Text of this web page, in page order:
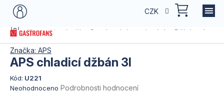
Přejít
CZK
Domů
Kategorie zboží Servírování a stolování Džbány,
Značka: APS
APS chladicí džbán 3l
Kód: U221
Průměrné
Neohodnoceno Podrobnosti hodnocení